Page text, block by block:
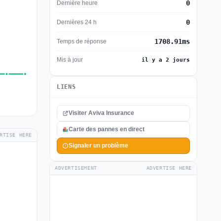
HERE
Dernière heure 0
Dernières 24 h 0
Temps de réponse 1708.91ms
Mis à jour il y a 2 jours
LIENS
Visiter Aviva Insurance
Carte des pannes en direct
Signaler un problème
ADVERTISEMENT ADVERTISE HERE